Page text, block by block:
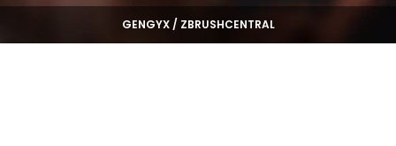
GENGYX / ZBRUSHCENTRAL